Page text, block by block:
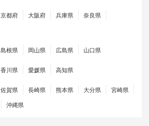
京都府 大阪府 兵庫県
奈良県
島根県 岡山県 広島県 山口県
香川県 愛媛県 高知県
佐賀県 長崎県 熊本県 大分県
宮崎県
沖縄県